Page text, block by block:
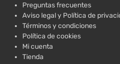
Preguntas frecuentes
Aviso legal y Política de
Términos y condiciones
Política de cookies
Mi cuenta
Tienda